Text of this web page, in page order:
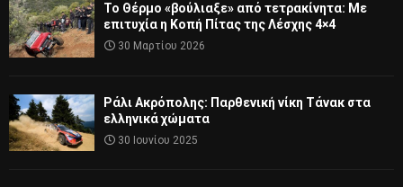
Το Θέρμο «βούλιαξε» από τετρακίνητα: Με
επιτυχία η Κοπή Πίτας της Λέσχης 4×4
30 Μαρτίου 2026
Ράλι Ακρόπολης: Παρθενική νίκη Τάνακ στα
ελληνικά χώματα
30 Ιουνίου 2025